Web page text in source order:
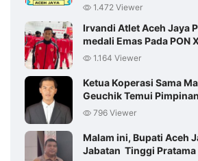
1.472 Viewer
Irvandi Atlet Aceh Jaya
medali Emas Pada PON
1.164 Viewer
Ketua Koperasi Sama
Geuchik Temui
796 Viewer
Malam ini, Bupati Aceh
Jabatan Tinggi Pratama